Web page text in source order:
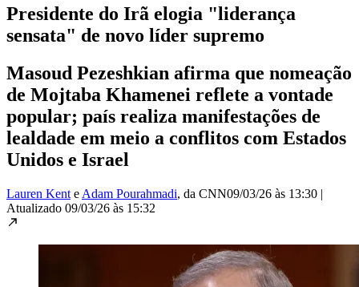
Presidente do Irã elogia "liderança
sensata" de novo líder supremo
Masoud Pezeshkian afirma que nomeação
de Mojtaba Khamenei reflete a vontade
popular; país realiza manifestações de
lealdade em meio a conflitos com Estados
Unidos e Israel
Lauren Kent e Adam Pourahmadi, da CNN09/03/26 às 13:30 |
Atualizado 09/03/26 às 15:32